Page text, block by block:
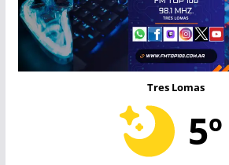
Tres Lomas
5º